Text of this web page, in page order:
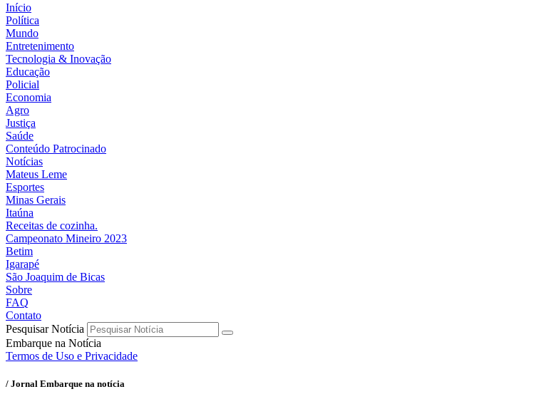
Início
Política
Mundo
Entretenimento
Tecnologia & Inovação
Educação
Policial
Economia
Agro
Justiça
Saúde
Conteúdo Patrocinado
Notícias
Mateus Leme
Esportes
Minas Gerais
Itaúna
Receitas de cozinha.
Campeonato Mineiro 2023
Betim
Igarapé
São Joaquim de Bicas
Sobre
FAQ
Contato
Pesquisar Notícia
Embarque na Notícia
Termos de Uso e Privacidade
/ Jornal Embarque na notícia